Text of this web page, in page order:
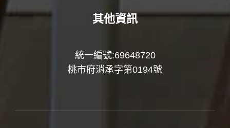
其他資訊
統一編號:69648720
桃市府消承字第0194號